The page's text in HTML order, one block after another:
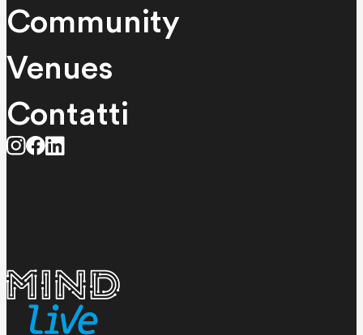
Community
Venues
Contatti